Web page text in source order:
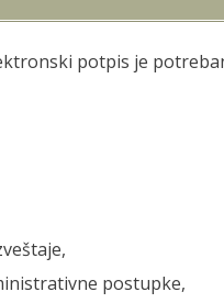
potpis je
postupke,